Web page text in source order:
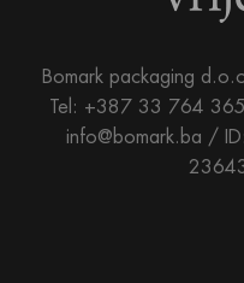
Bomark packaging
Tel: +387 33 764
info@bomark.ba /